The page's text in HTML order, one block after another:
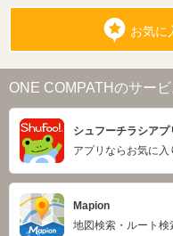
お気に
ONE COMPATHのサービ
シュフーチラシアプ
アプリならお気に入
Mapion
地図検索・ルート検